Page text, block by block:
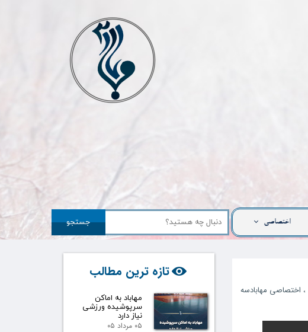
اختصاصی جستجو
، اختصاصی مهابادسه
تازه ترین مطالب
مهاباد به اماکن
سرپوشیده ورزشی
نیاز دارد
۰۵ مرداد ۰۵